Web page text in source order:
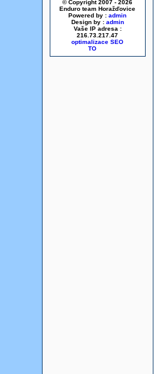
© Copyright 2007 - 2026
Enduro team Horažďovice
Powered by : admin
Design by : admin
Vaše IP adresa :
216.73.217.47
optimalizace SEO